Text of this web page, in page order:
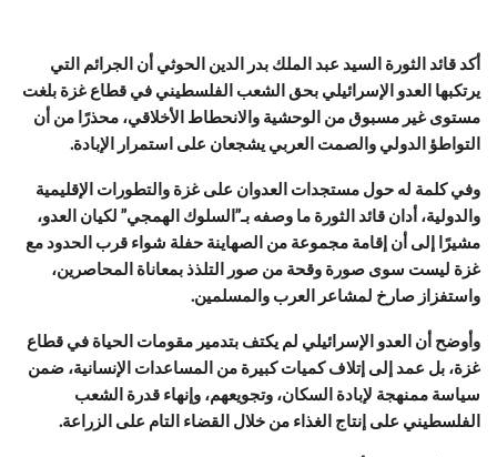
أكد قائد الثورة السيد عبد الملك بدر الدين الحوثي أن الجرائم التي
يرتكبها العدو الإسرائيلي بحق الشعب الفلسطيني في قطاع غزة بلغت
مستوى غير مسبوق من الوحشية والانحطاط الأخلاقي، محذرًا من أن
التواطؤ الدولي والصمت العربي يشجعان على استمرار الإبادة.
وفي كلمة له حول مستجدات العدوان على غزة والتطورات الإقليمية
والدولية، أدان قائد الثورة ما وصفه بـ”السلوك الهمجي” لكيان العدو،
مشيرًا إلى أن إقامة مجموعة من الصهاينة حفلة شواء قرب الحدود مع
غزة ليست سوى صورة وقحة من صور التلذذ بمعاناة المحاصرين،
واستفزاز صارخ لمشاعر العرب والمسلمين.
وأوضح أن العدو الإسرائيلي لم يكتف بتدمير مقومات الحياة في قطاع
غزة، بل عمد إلى إتلاف كميات كبيرة من المساعدات الإنسانية، ضمن
سياسة ممنهجة لإبادة السكان، وتجويعهم، وإنهاء قدرة الشعب
الفلسطيني على إنتاج الغذاء من خلال القضاء التام على الزراعة.